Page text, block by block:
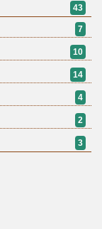
43
7
10
14
4
2
3